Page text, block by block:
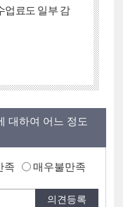
업료도 일부 감
대하여 어느 정도
족 매우불만족